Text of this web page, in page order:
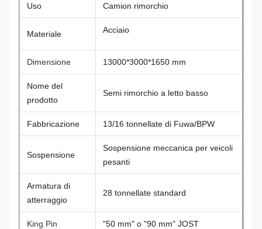
Uso Camion rimorchio
Materiale Acciaio
Dimensione 13000*3000*1650 mm
Nome del
prodotto
Semi rimorchio a letto basso
Fabbricazione 13/16 tonnellate di Fuwa/BPW
Sospensione
Sospensione meccanica per veicoli
pesanti
Armatura di
atterraggio
28 tonnellate standard
King Pin "50 mm" o "90 mm" JOST